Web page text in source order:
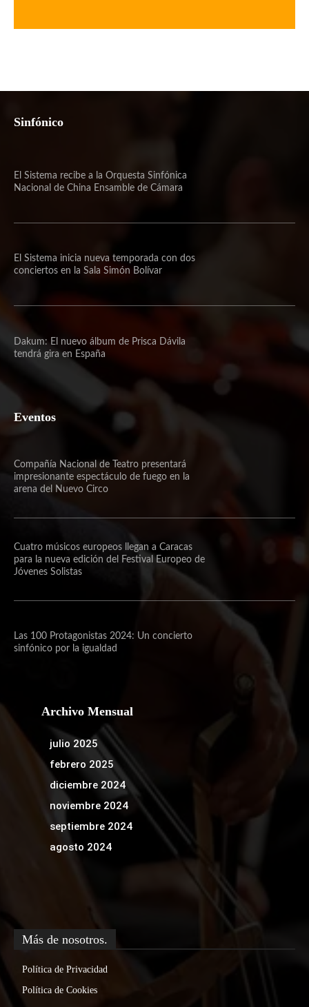
Sinfónico
El Sistema recibe a la Orquesta Sinfónica
Nacional de China Ensamble de Cámara
El Sistema inicia nueva temporada con dos
conciertos en la Sala Simón Bolívar
Dakum: El nuevo álbum de Prisca Dávila
tendrá gira en España
Eventos
Compañía Nacional de Teatro presentará
impresionante espectáculo de fuego en la
arena del Nuevo Circo
Cuatro músicos europeos llegan a Caracas
para la nueva edición del Festival Europeo de
Jóvenes Solistas
Las 100 Protagonistas 2024: Un concierto
sinfónico por la igualdad
Archivo Mensual
julio 2025
febrero 2025
diciembre 2024
noviembre 2024
septiembre 2024
agosto 2024
Más de nosotros.
Política de Privacidad
Política de Cookies